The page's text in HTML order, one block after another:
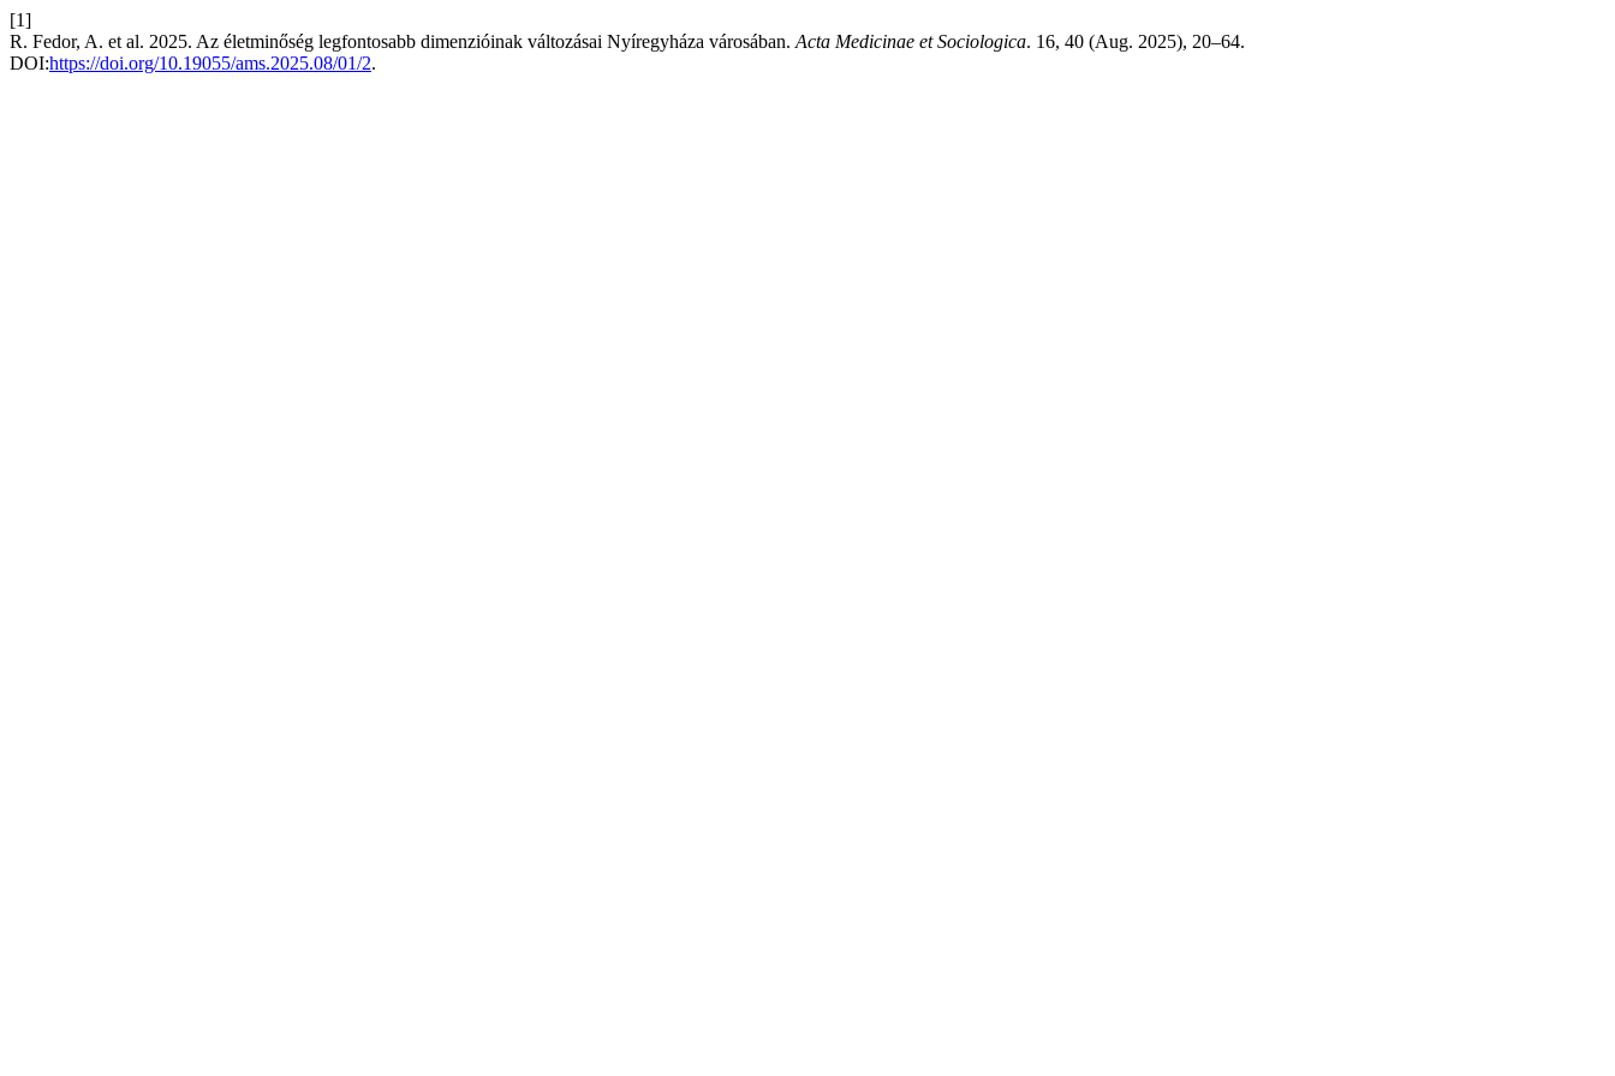
[1]
R. Fedor, A. et al. 2025. Az életminőség legfontosabb dimenzióinak változásai Nyíregyháza városában. Acta Medicinae et Sociologica. 16, 40 (Aug. 2025), 20–64.
DOI:https://doi.org/10.19055/ams.2025.08/01/2.